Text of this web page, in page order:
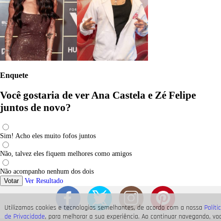
Utilizamos cookies e tecnologias semelhantes, de acordo com a nossa
de Privacidade, para melhorar a sua experiência. Ao continuar navegando,
Enquete
Você gostaria de ver Ana Castela e Zé Felipe
juntos de novo?
Sim! Acho eles muito fofos juntos
Não, talvez eles fiquem melhores como amigos
Não acompanho nenhum dos dois
Votar
Ver Resultado